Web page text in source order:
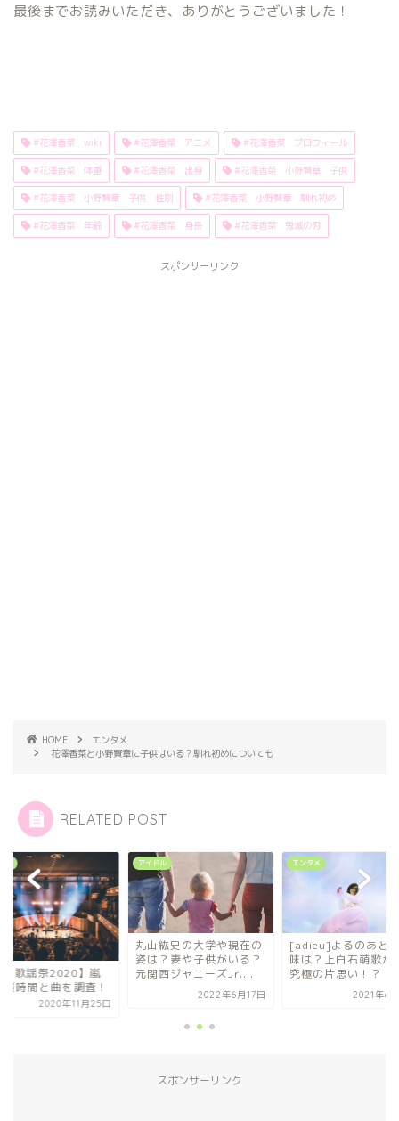
最後までお読みいただき、ありがとうございました！
#花澤香菜 wiki #花澤香菜 アニメ #花澤香菜 プロフィール
#花澤香菜 体重 #花澤香菜 出身 #花澤香菜 小野賢章 子供
#花澤香菜 小野賢章 子供 性別 #花澤香菜 小野賢章 馴れ初め
#花澤香菜 年齢 #花澤香菜 身長 #花澤香菜 鬼滅の刃
スポンサーリンク
HOME
エンタメ
花澤香菜と小野賢章に子供はいる？馴れ初めについても
RELATED POST
ドル
山紘史の大学や現在の
は？妻や子供がいる？
関西ジャニーズJr....
2022年6月17日
エンタメ
[adieu]よるのあとの意
味は？上白石萌歌が歌う
究極の片思い！？
2021年6月30日
アイドル
【FNS歌謡祭
の出演時間と曲を
スポンサーリンク